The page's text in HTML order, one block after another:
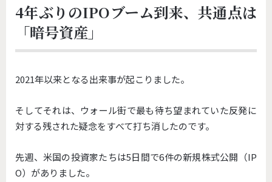
4年ぶりのIPOブーム到来、共通点は
「暗号資産」
2021年以来となる出来事が起こりました。
そしてそれは、 ウォール街で最も待ち望まれていた反発に
対する残された疑念をすべて打ち消したのです。
先週、米国の投資家たちは5日間で6件の新規株式公開（IP
O）がありました。